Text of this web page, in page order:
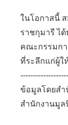
ในโอกาสนี้
ราชกุมารี ไ
คณะกรรมก
ที่ระลึกแก่ผู้ใ
ข้อมูลโดยส
สำนักงานมู